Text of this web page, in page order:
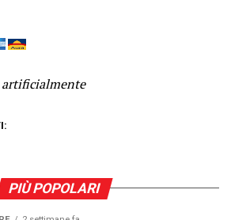
artificialmente
PIÙ POPOLARI